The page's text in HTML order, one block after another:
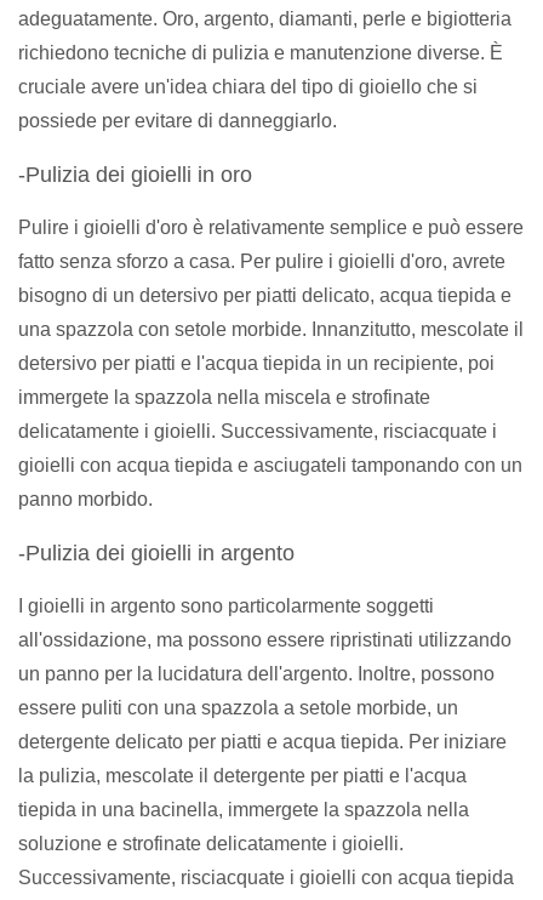
adeguatamente. Oro, argento, diamanti, perle e bigiotteria
richiedono tecniche di pulizia e manutenzione diverse. È
cruciale avere un'idea chiara del tipo di gioiello che si
possiede per evitare di danneggiarlo.
-Pulizia dei gioielli in oro
Pulire i gioielli d'oro è relativamente semplice e può essere
fatto senza sforzo a casa. Per pulire i gioielli d'oro, avrete
bisogno di un detersivo per piatti delicato, acqua tiepida e
una spazzola con setole morbide. Innanzitutto, mescolate il
detersivo per piatti e l'acqua tiepida in un recipiente, poi
immergete la spazzola nella miscela e strofinate
delicatamente i gioielli. Successivamente, risciacquate i
gioielli con acqua tiepida e asciugateli tamponando con un
panno morbido.
-Pulizia dei gioielli in argento
I gioielli in argento sono particolarmente soggetti
all'ossidazione, ma possono essere ripristinati utilizzando
un panno per la lucidatura dell'argento. Inoltre, possono
essere puliti con una spazzola a setole morbide, un
detergente delicato per piatti e acqua tiepida. Per iniziare
la pulizia, mescolate il detergente per piatti e l'acqua
tiepida in una bacinella, immergete la spazzola nella
soluzione e strofinate delicatamente i gioielli.
Successivamente, risciacquate i gioielli con acqua tiepida